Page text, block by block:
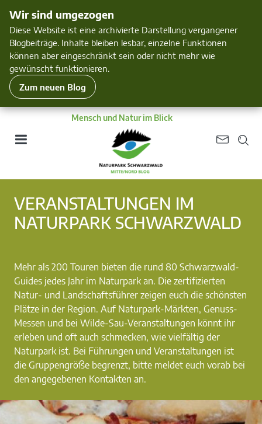
Wir sind umgezogen
Diese Website ist eine archivierte Darstellung vergangener
Blogbeiträge. Inhalte bleiben lesbar, einzelne Funktionen
können aber eingeschränkt sein oder nicht mehr wie
gewünscht funktionieren.
Zum neuen Blog
Mensch und Natur im Blick
VERANSTALTUNGEN IM
NATURPARK SCHWARZWALD
Mehr als 200 Touren bieten die rund 80 Schwarzwald-
Guides jedes Jahr im Naturpark an. Die zertifizierten
Natur- und Landschaftsführer zeigen euch die schönsten
Plätze in der Region. Auf Naturpark-Märkten, Genuss-
Messen und bei Wilde-Sau-Veranstaltungen könnt ihr
erleben und oft auch schmecken, wie vielfältig der
Naturpark ist. Bei Führungen und Veranstaltungen ist
die Gruppengröße begrenzt, bitte meldet euch vorab bei
den angegebenen Kontakten an.